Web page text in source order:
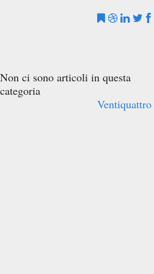
Non ci sono articoli in questa
categoria
Ventiquattro